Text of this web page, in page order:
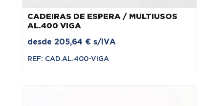
CADEIRAS DE ESPERA / MULTIUSOS
AL.400 VIGA
desde 205,64 € s/IVA
REF: CAD.AL.400-VIGA